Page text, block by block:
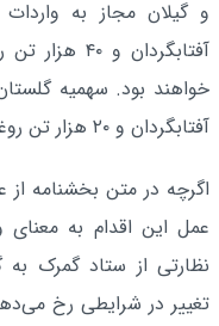
آفتابگردان و ۲۰ هزار تن روغن کلزا تعیین شده است.
اگرچه در متن بخشنامه از
عمل این اقدام به معنای
نظارتی از ستاد گمرک
تغییر در شرایطی رخ